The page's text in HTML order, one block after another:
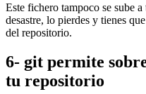
Este fichero tampoco se sube
desastre, lo pierdes y tienes
del repositorio.
6- git permite
tu repositorio